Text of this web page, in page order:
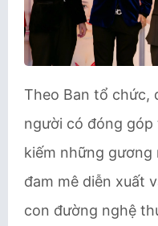
Theo Ban tổ chức,
người có đóng
kiếm những
đam mê diễn xuất
con đường nghệ